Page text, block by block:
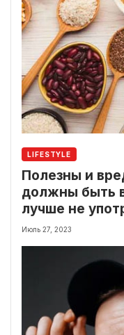
LIFESTYLE
Полезны и
должны быть
лучше не
Июль 27, 2023